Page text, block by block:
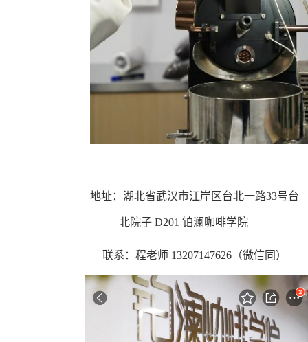
地址：湖北省武汉市江岸区台北一路33号台
北院子 D201 铂澜咖啡学院
联系：程老师 13207147626（微信同）